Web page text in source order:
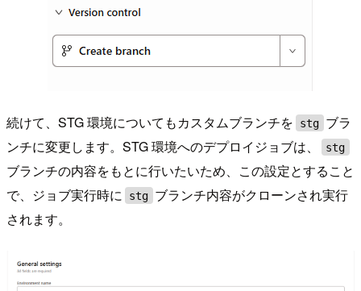
続けて、STG 環境についてもカスタムブランチを stg ブラ
ンチに変更します。STG 環境へのデプロイジョブは、
stg
ブランチの内容をもとに行いたいため、この設定とすること
で、ジョブ実行時に
stg ブランチ内容がクローンされ実行
されます。